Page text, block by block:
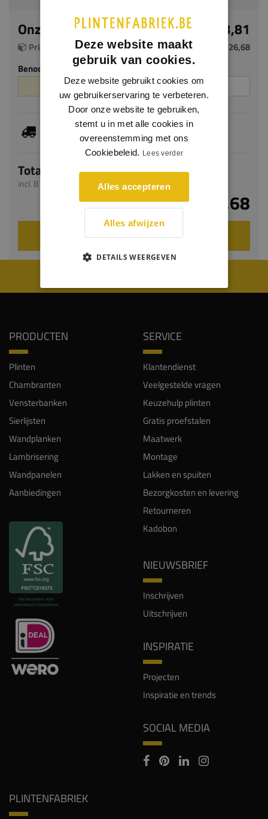
Onze prijs per m² € 3,81
Prijs per pak (7 m²)
€ 26,68
Benodigde aantal m²
Aantal pakken
Dit artikel is voorradig, de verwachte levertijd
bedraagt 1-3 werkdagen
Totaal
incl. BTW
€ 26,68
VOEG TOE AAN WINKELWAGEN
PRODUCTEN
Plinten
Chambranten
Vensterbanken
Sierlijsten
Wandplanken
Lambrisering
Wandpanelen
Aanbiedingen
SERVICE
Klantendienst
Veelgestelde vragen
Keuzehulp plinten
Gratis proefstalen
Maatwerk
Montage
Lakken en spuiten
Bezorgkosten en levering
Retourneren
Kadobon
NIEUWSBRIEF
Inschrijven
Uitschrijven
INSPIRATIE
Projecten
Inspiratie en trends
SOCIAL MEDIA
PLINTENFABRIEK
Deze website maakt
gebruik van cookies.
Deze website gebruikt cookies om
uw gebruikerservaring te verbeteren.
Door onze website te gebruiken,
stemt u in met alle cookies in
overeenstemming met ons
Cookiebeleid. Lees verder
Alles accepteren
Alles afwijzen
DETAILS WEERGEVEN